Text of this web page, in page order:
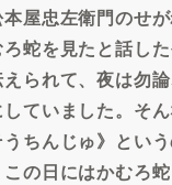
屋忠左衛門のせ
蛇を見たと話した
られて、夜は勿
ていました。そ
ちんじゅ》とい
の日にはかむろ